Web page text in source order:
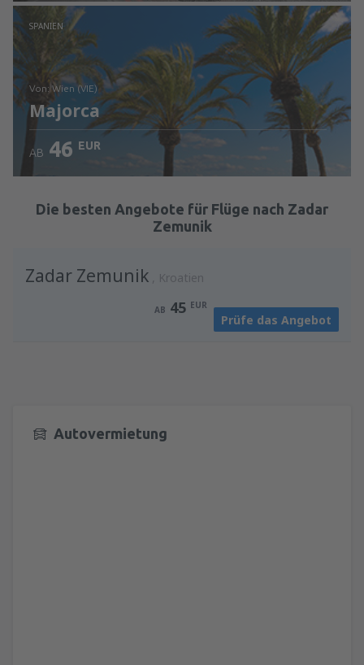
Prüfe die Einzelheiten
SPANIEN
von: Wien (VIE)
Majorca
Prüfe die Einzelheiten
AB 46 EUR
Die besten Angebote für Flüge nach Zadar
Zemunik
Zadar Zemunik Kroatien
AB 45 EUR
Prüfe das Angebot
Autovermietung